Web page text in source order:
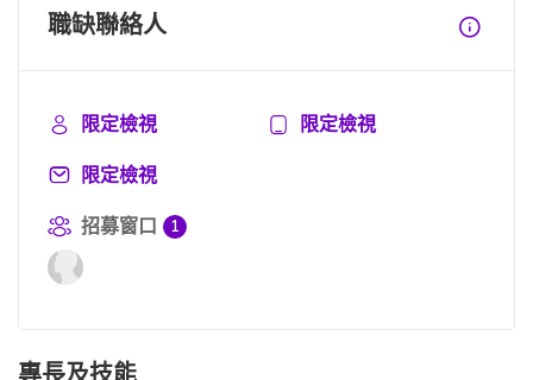
職缺聯絡人
限定檢視
限定檢視
限定檢視
招募窗口
1